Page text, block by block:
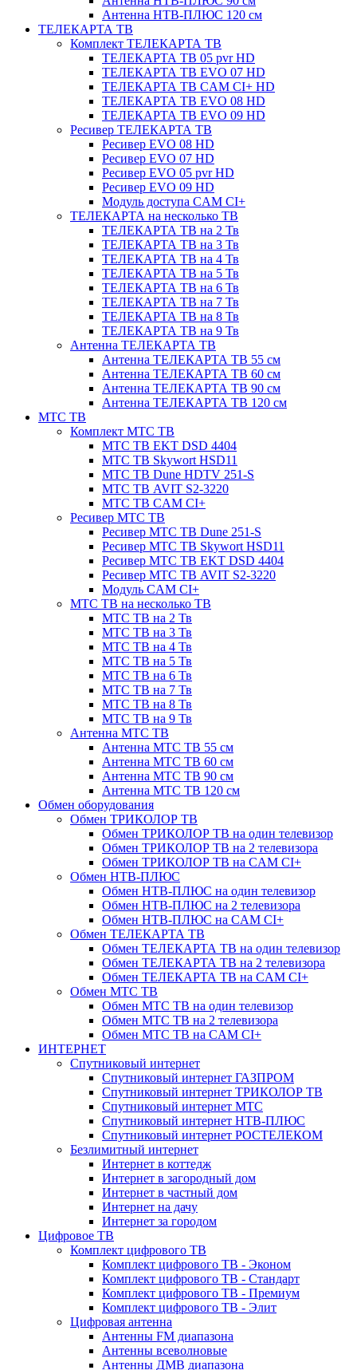
Антенна НТВ-ПЛЮС 120 см
ТЕЛЕКАРТА ТВ
Комплект ТЕЛЕКАРТА ТВ
ТЕЛЕКАРТА ТВ 05 pvr HD
ТЕЛЕКАРТА ТВ EVO 07 HD
ТЕЛЕКАРТА ТВ CAM CI+ HD
ТЕЛЕКАРТА ТВ EVO 08 HD
ТЕЛЕКАРТА ТВ EVO 09 HD
Ресивер ТЕЛЕКАРТА ТВ
Ресивер EVO 08 HD
Ресивер EVO 07 HD
Ресивер EVO 05 pvr HD
Ресивер EVO 09 HD
Модуль доступа CAM CI+
ТЕЛЕКАРТА на несколько ТВ
ТЕЛЕКАРТА ТВ на 2 Тв
ТЕЛЕКАРТА ТВ на 3 Тв
ТЕЛЕКАРТА ТВ на 4 Тв
ТЕЛЕКАРТА ТВ на 5 Тв
ТЕЛЕКАРТА ТВ на 6 Тв
ТЕЛЕКАРТА ТВ на 7 Тв
ТЕЛЕКАРТА ТВ на 8 Тв
ТЕЛЕКАРТА ТВ на 9 Тв
Антенна ТЕЛЕКАРТА ТВ
Антенна ТЕЛЕКАРТА ТВ 55 см
Антенна ТЕЛЕКАРТА ТВ 60 см
Антенна ТЕЛЕКАРТА ТВ 90 см
Антенна ТЕЛЕКАРТА ТВ 120 см
МТС ТВ
Комплект МТС ТВ
МТС ТВ EKT DSD 4404
МТС ТВ Skywort HSD11
МТС ТВ Dune HDTV 251-S
МТС ТВ AVIT S2-3220
МТС ТВ CAM CI+
Ресивер МТС ТВ
Ресивер МТС ТВ Dune 251-S
Ресивер МТС ТВ Skywort HSD11
Ресивер МТС ТВ EKT DSD 4404
Ресивер МТС ТВ AVIT S2-3220
Модуль CAM CI+
МТС ТВ на несколько ТВ
МТС ТВ на 2 Тв
МТС ТВ на 3 Тв
МТС ТВ на 4 Тв
МТС ТВ на 5 Тв
МТС ТВ на 6 Тв
МТС ТВ на 7 Тв
МТС ТВ на 8 Тв
МТС ТВ на 9 Тв
Антенна МТС ТВ
Антенна МТС ТВ 55 см
Антенна МТС ТВ 60 см
Антенна МТС ТВ 90 см
Антенна МТС ТВ 120 см
Обмен оборудования
Обмен ТРИКОЛОР ТВ
Обмен ТРИКОЛОР ТВ на один телевизор
Обмен ТРИКОЛОР ТВ на 2 телевизора
Обмен ТРИКОЛОР ТВ на CAM CI+
Обмен НТВ-ПЛЮС
Обмен НТВ-ПЛЮС на один телевизор
Обмен НТВ-ПЛЮС на 2 телевизора
Обмен НТВ-ПЛЮС на CAM CI+
Обмен ТЕЛЕКАРТА ТВ
Обмен ТЕЛЕКАРТА ТВ на один телевизор
Обмен ТЕЛЕКАРТА ТВ на 2 телевизора
Обмен ТЕЛЕКАРТА ТВ на CAM CI+
Обмен МТС ТВ
Обмен МТС ТВ на один телевизор
Обмен МТС ТВ на 2 телевизора
Обмен МТС ТВ на CAM CI+
ИНТЕРНЕТ
Спутниковый интернет
Спутниковый интернет ГАЗПРОМ
Спутниковый интернет ТРИКОЛОР ТВ
Спутниковый интернет МТС
Спутниковый интернет НТВ-ПЛЮС
Спутниковый интернет РОСТЕЛЕКОМ
Безлимитный интернет
Интернет в коттедж
Интернет в загородный дом
Интернет в частный дом
Интернет на дачу
Интернет за городом
Цифровое ТВ
Комплект цифрового ТВ
Комплект цифрового ТВ - Эконом
Комплект цифрового ТВ - Стандарт
Комплект цифрового ТВ - Премиум
Комплект цифрового ТВ - Элит
Цифровая антенна
Антенны FM диапазона
Антенны всеволновые
Антенны ДМВ диапазона